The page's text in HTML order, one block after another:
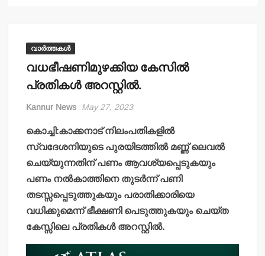
വാർത്തകൾ
വധഭീഷണിമുഴക്കിയ കേസില്‍
പ്രതികള്‍ അറസ്റ്റില്‍.
Kannur News May 27, 2023
കൊച്ചി:കാക്കനാട് നിലംപതികളില്‍
സ്വദേശനിയുടെ പുരയിടത്തില്‍ മണ്ണ് ലെവല്‍
ചെയ്യുന്നതിന് പണം ആവശ്യപ്പെടുകയും
പണം നല്‍കാത്തിനെ തുടര്‍ന്ന് പണി
തടസ്സപ്പെടുത്തുകയും പരാതിക്കാരിയെ
വധിക്കുമെന്ന് ഭീക്ഷണി പെടുത്തുകയും ചെയ്ത
കേസ്സിലെ പ്രതികള്‍ അറസ്റ്റില്‍.